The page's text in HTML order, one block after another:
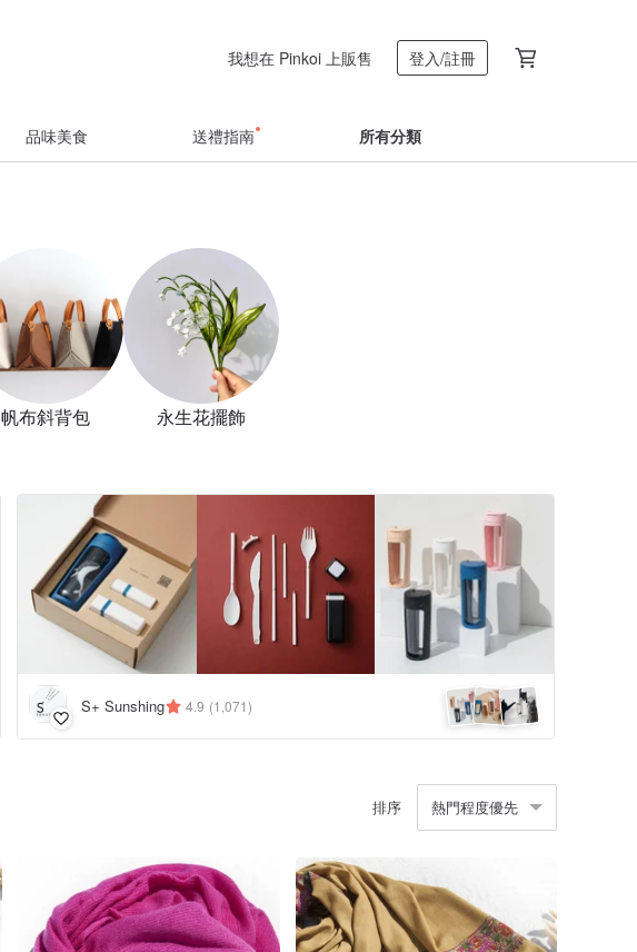
我想在 Pinkoi 上販售 登入/註冊
品味美食 送禮指南 所有分類
帆布斜背包 永生花擺飾
S+ Sunshing 4.9 (1,071)
排序 熱門程度優先